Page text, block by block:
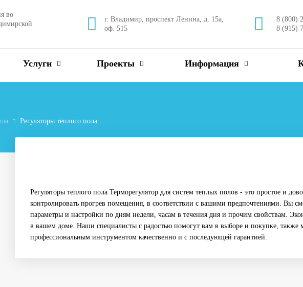
во
г. Владимир, проспект Ленина, д. 15а,
оф. 515
8 (800)
8 (915)
Услуги Проекты Информация
Регуляторы тёплого пола
Регуляторы теплого пола Терморегулятор для систем теплых полов - это простое и
контролировать прогрев помещения, в соответствии с вашими предпочтениями. Вы
параметры и настройки по дням недели, часам в течения дня и прочим свойствам.
в вашем доме. Наши специалисты с радостью помогут вам в выборе и покупке, также
профессиональным инструментом качественно и с последующей гарантией.